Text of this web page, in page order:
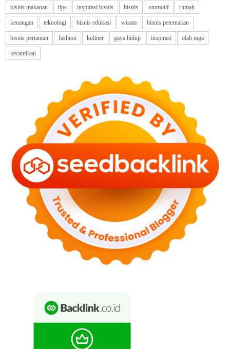
bisnis makanan tips inspirasi bisnis bisnis otomotif rumah
keuangan teknologi bisnis edukasi wisata bisnis peternakan
bisnis pertanian fashion kuliner gaya hidup inspirasi olah raga
kecantikan